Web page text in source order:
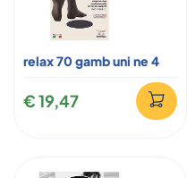
relax 70 gamb uni ne 4
€ 19,47